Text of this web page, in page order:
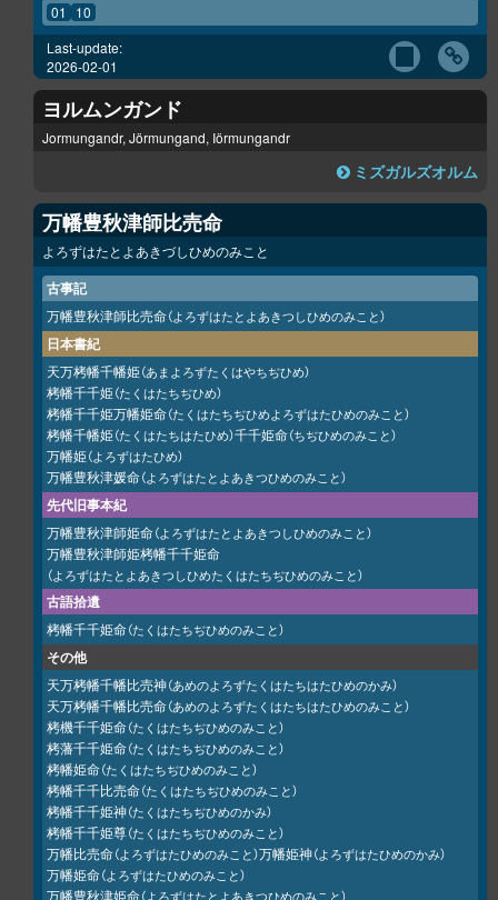
01
10
Last-update:
2026-02-01
ヨルムンガンド
Jormungandr, Jörmungand, Iörmungandr
ミズガルズオルム
万幡豊秋津師比売命
よろずはたとよあきづしひめのみこと
古事記
万幡豊秋津師比売命（よろずはたとよあきつしひめのみこと）
日本書紀
天万栲幡千幡姫（あまよろずたくはやちぢひめ）
栲幡千千姫（たくはたちぢひめ）
栲幡千千姫万幡姫命（たくはたちぢひめよろずはたひめのみこと）
栲幡千幡姫（たくはたちはたひめ）千千姫命（ちぢひめのみこと）
万幡姫（よろずはたひめ）
万幡豊秋津媛命（よろずはたとよあきつひめのみこと）
先代旧事本紀
万幡豊秋津師姫命（よろずはたとよあきつしひめのみこと）
万幡豊秋津師姫栲幡千千姫命
（よろずはたとよあきつしひめたくはたちぢひめのみこと）
古語拾遺
栲幡千千姫命（たくはたちぢひめのみこと）
その他
天万栲幡千幡比売神（あめのよろずたくはたちはたひめのかみ）
天万栲幡千幡比売命（あめのよろずたくはたちはたひめのみこと）
栲機千千姫命（たくはたちぢひめのみこと）
栲藩千千姫命（たくはたちぢひめのみこと）
栲幡姫命（たくはたちぢひめのみこと）
栲幡千千比売命（たくはたちぢひめのみこと）
栲幡千千姫神（たくはたちぢひめのかみ）
栲幡千千姫尊（たくはたちぢひめのみこと）
万幡比売命（よろずはたひめのみこと）万幡姫神（よろずはたひめのかみ）
万幡姫命（よろずはたひめのみこと）
万幡豊秋津姫命（よろずはたとよあきつひめのみこと）